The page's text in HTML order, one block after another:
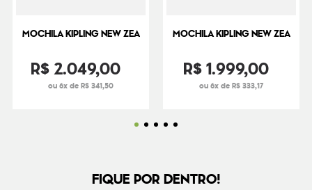
MOCHILA KIPLING NEW ZEA
R$2.049,00
ou 6x de R$ 341,50
MOCHILA KIPLING NEW ZEA
R$1.999,00
ou 6x de R$ 333,17
FIQUE POR DENTRO!